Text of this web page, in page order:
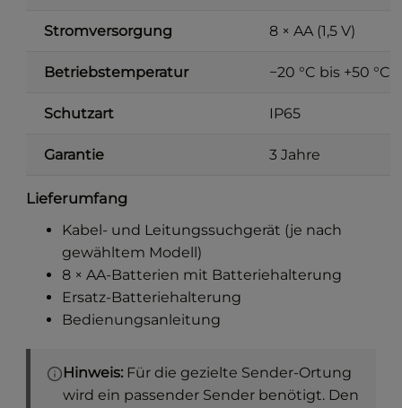
Stromversorgung 8 × AA (1,5 V)
Betriebstemperatur −20 °C bis +50 °C
Schutzart IP65
Garantie 3 Jahre
Lieferumfang
Kabel- und Leitungssuchgerät (je nach
gewähltem Modell)
8 × AA-Batterien mit Batteriehalterung
Ersatz-Batteriehalterung
Bedienungsanleitung
Hinweis: Für die gezielte Sender-Ortung
wird ein passender Sender benötigt. Den